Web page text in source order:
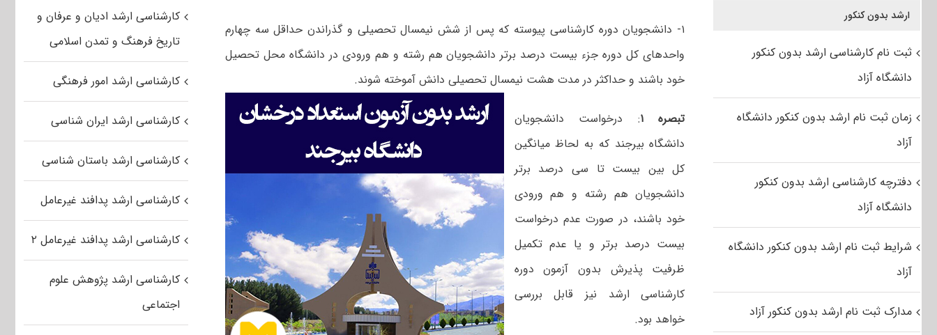
۱- دانشجویان دوره کارشناسی پیوسته که پس از شش نیمسال تحصیلی و گذراندن حداقل سه چهارم
واحدهای کل دوره جزء بیست درصد برتر دانشجویان هم رشته و هم ورودی در دانشگاه محل تحصیل
خود باشند و حداکثر در مدت هشت نیمسال تحصیلی دانش آموخته شوند.
تبصره ۱ : درخواست دانشجویان
دانشگاه بیرجند که به لحاظ میانگین
کل بین بیست تا سی درصد برتر
دانشجویان هم رشته و هم ورودی
خود باشند، در صورت عدم درخواست
بیست درصد برتر و یا عدم تکمیل
ظرفیت پذیرش بدون آزمون دوره
کارشناسی ارشد نیز قابل بررسی
خواهد بود.
کارشناسی ارشد ادیان و عرفان و
تاریخ فرهنگ و تمدن اسلامی
کارشناسی ارشد امور فرهنگی
کارشناسی ارشد ایران شناسی
کارشناسی ارشد باستان شناسی
کارشناسی ارشد پدافند غیرعامل
کارشناسی ارشد پدافند غیرعامل ۲
کارشناسی ارشد پژوهش علوم
اجتماعی
ارشد بدون کنکور
ثبت نام کارشناسی ارشد بدون کنکور
دانشگاه آزاد
زمان ثبت نام ارشد بدون کنکور دانشگاه
آزاد
دفترچه کارشناسی ارشد بدون کنکور
دانشگاه آزاد
شرایط ثبت نام ارشد بدون کنکور دانشگاه
آزاد
مدارک ثبت نام ارشد بدون کنکور آزاد